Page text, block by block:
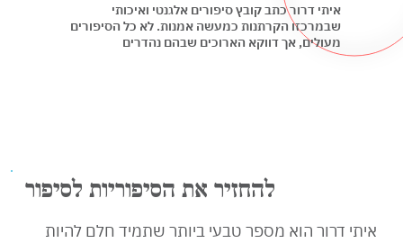
איתי דרור כתב קובץ סיפורים אלגנטי ואיכותי
שבמרכזו הקרתנות כמעשה אמנות. לא כל הסיפורים
מעולים, אך דווקא הארוכים שבהם נהדרים
להחזיר את הסיפוריות לסיפור
איתי דרור הוא מספר טבעי ביותר שתמיד חלם להיות